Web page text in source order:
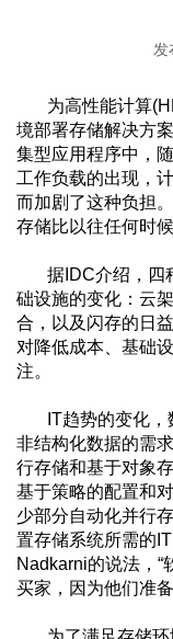
发
为高性能计算
境部署存储解决方
集型应用程序中，
工作负载的出现，
而加剧了这种负担
存储比以往任何时候
据IDC介绍，四
础设施的变化：云
合，以及闪存的日
对降低成本、基础
注。
IT趋势的变化
非结构化数据的需
行存储和基于对象
基于策略的配置和
少部分自动化并行
置存储系统所需的
Nadkarni的说法，“
买家，因为他们准